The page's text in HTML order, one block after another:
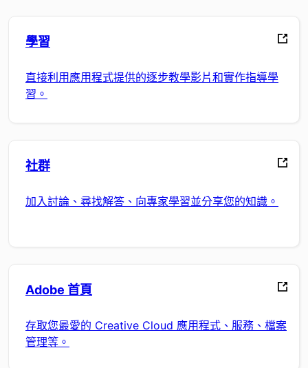
學習
直接利用應用程式提供的逐步教學影片和實作指導學
習。
社群
加入討論、尋找解答、向專家學習並分享您的知識。
Adobe 首頁
存取您最愛的 Creative Cloud 應用程式、服務、檔案
管理等。